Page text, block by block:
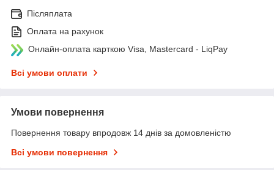
Післяплата
Оплата на рахунок
Онлайн-оплата карткою Visa, Mastercard - LiqPay
Всі умови оплати
Умови повернення
Повернення товару впродовж 14 днів за домовленістю
Всі умови повернення